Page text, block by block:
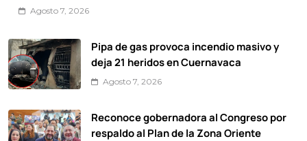
Agosto 7, 2026
Pipa de gas provoca incendio masivo y
deja 21 heridos en Cuernavaca
Agosto 7, 2026
Reconoce gobernadora al Congreso por
respaldo al Plan de la Zona Oriente